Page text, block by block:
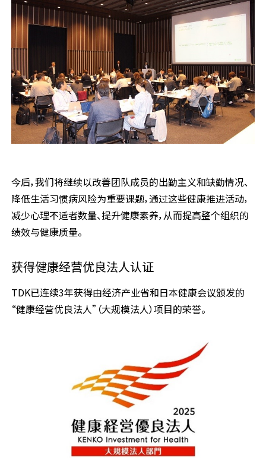
今后，我们将继续以改善团队成员的出勤主义和缺勤情况、
降低生活习惯病风险为重要课题，通过这些健康推进活动，
减少心理不适者数量、提升健康素养，从而提高整个组织的
绩效与健康质量。
获得健康经营优良法人认证
TDK已连续3年获得由经济产业省和日本健康会议颁发的
“健康经营优良法人”（大规模法人）项目的荣誉。